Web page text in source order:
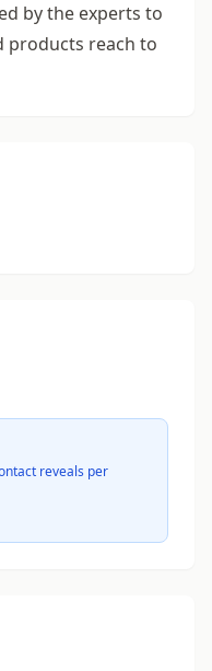
by the experts to
products reach to
reveals per